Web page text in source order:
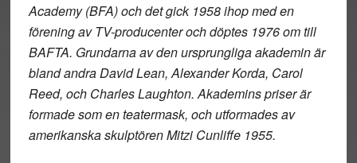
Academy (BFA) och det gick 1958 ihop med en
förening av TV-producenter och döptes 1976 om till
BAFTA. Grundarna av den ursprungliga akademin är
bland andra David Lean, Alexander Korda, Carol
Reed, och Charles Laughton. Akademins priser är
formade som en teatermask, och utformades av
amerikanska skulptören Mitzi Cunliffe 1955.